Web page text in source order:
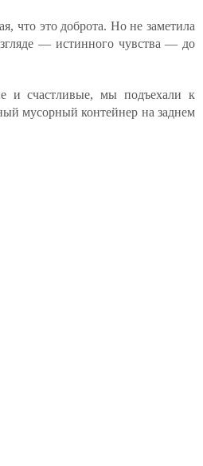
что это доброта. Но не заметила
— истинного чувства — до
и счастливые, мы подъехали к
мусорный контейнер на заднем